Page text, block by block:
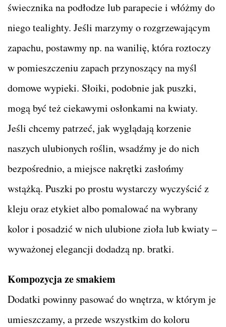
świecznika na podłodze lub parapecie i włóżmy do
niego tealighty. Jeśli marzymy o rozgrzewającym
zapachu, postawmy np. na wanilię, która roztoczy
w pomieszczeniu zapach przynoszący na myśl
domowe wypieki. Słoiki, podobnie jak puszki,
mogą być też ciekawymi osłonkami na kwiaty.
Jeśli chcemy patrzeć, jak wyglądają korzenie
naszych ulubionych roślin, wsadźmy je do nich
bezpośrednio, a miejsce nakrętki zasłońmy
wstążką. Puszki po prostu wystarczy wyczyścić z
kleju oraz etykiet albo pomalować na wybrany
kolor i posadzić w nich ulubione zioła lub kwiaty –
wyważonej elegancji dodadzą np. bratki.
Kompozycja ze smakiem
Dodatki powinny pasować do wnętrza, w którym je
umieszczamy, a przede wszystkim do koloru